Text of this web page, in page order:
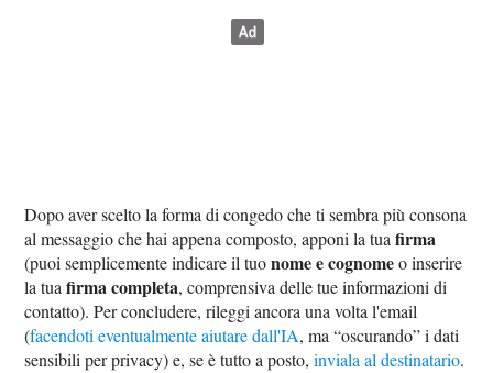
Dopo aver scelto la forma di congedo che ti sembra più consona
al messaggio che hai appena composto, apponi la tuafirma
(puoi semplicemente indicare il tuonome e cognomeo inserire
la tuafirma completa, comprensiva delle tue informazioni di
contatto). Per concludere, rileggi ancora una volta l'email
(facendoti eventualmente aiutare dall'IA, ma “oscurando” i dati
sensibili per privacy) e, se è tutto a posto,inviala al destinatario.